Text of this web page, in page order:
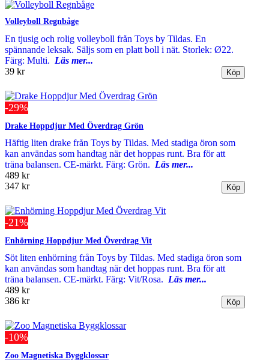
Volleyboll Regnbåge
En tjusig och rolig volleyboll från Toys by Tildas. En
spännande leksak. Säljs som en platt boll i nät. Storlek: Ø22.
Färg: Multi. Läs mer...
39 kr
-29%
Drake Hoppdjur Med Överdrag Grön
Häftig liten drake från Toys by Tildas. Med stadiga öron som
kan användas som handtag när det hoppas runt. Bra för att
träna balansen. CE-märkt. Färg: Grön. Läs mer...
489 kr
347 kr
-21%
Enhörning Hoppdjur Med Överdrag Vit
Söt liten enhörning från Toys by Tildas. Med stadiga öron som
kan användas som handtag när det hoppas runt. Bra för att
träna balansen. CE-märkt. Färg: Vit/Rosa. Läs mer...
489 kr
386 kr
-10%
Zoo Magnetiska Byggklossar